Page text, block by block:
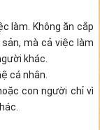
làm. Không ăn cắp
mà cả việc làm
khác.
cá nhân.
con người chỉ vì